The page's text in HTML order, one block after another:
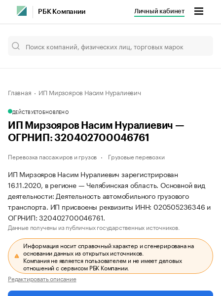
РБК Компании Личный кабинет
Главная ИП Мирзояров Насим Нуралиевич
ДЕЙСТВУЕТОБНОВЛЕНО
ИП Мирзояров Насим Нуралиевич —
ОГРНИП: 320402700046761
Перевозка пассажиров и грузов Грузовые перевозки
ИП Мирзояров Насим Нуралиевич зарегистрирован
16.11.2020, в регионе — Челябинская область. Основной вид
деятельности: Деятельность автомобильного грузового
транспорта. ИП присвоены реквизиты ИНН: 020505236346 и
ОГРНИП: 320402700046761.
Данные получены из публичных государственных источников.
Информация носит справочный характер и сгенерирована на
основании данных из открытых источников.
Компания не является пользователем и не имеет деловых
отношений с сервисом РБК Компании.
Редактировать описание